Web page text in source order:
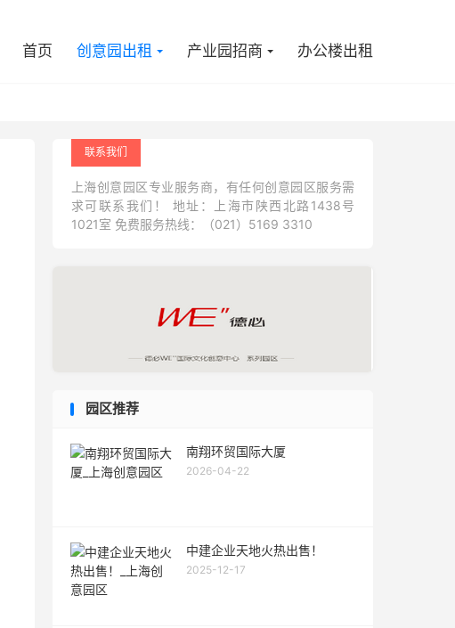
首页 创意园出租 产业园招商 办公楼出租
联系我们
上海创意园区专业服务商，有任何创意园区服务需
求可联系我们！ 地址：上海市陕西北路1438号
1021室 免费服务热线：（021）5169 3310
园区推荐
南翔环贸国际大厦
2026-04-22
中建企业天地火热出售！
2025-12-17